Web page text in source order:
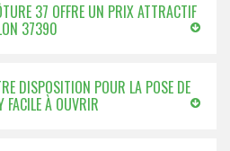
37 OFFRE UN PRIX ATTRACTIF
37390
DISPOSITION POUR LA POSE DE
FACILE À OUVRIR